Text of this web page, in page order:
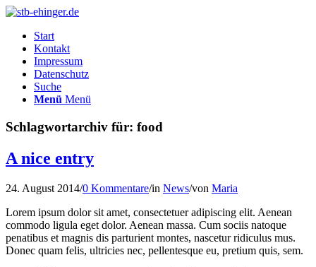
Start
Kontakt
Impressum
Datenschutz
Suche
Menü Menü
Schlagwortarchiv für: food
A nice entry
24. August 2014/0 Kommentare/in News/von Maria
Lorem ipsum dolor sit amet, consectetuer adipiscing elit. Aenean
commodo ligula eget dolor. Aenean massa. Cum sociis natoque
penatibus et magnis dis parturient montes, nascetur ridiculus mus.
Donec quam felis, ultricies nec, pellentesque eu, pretium quis, sem.